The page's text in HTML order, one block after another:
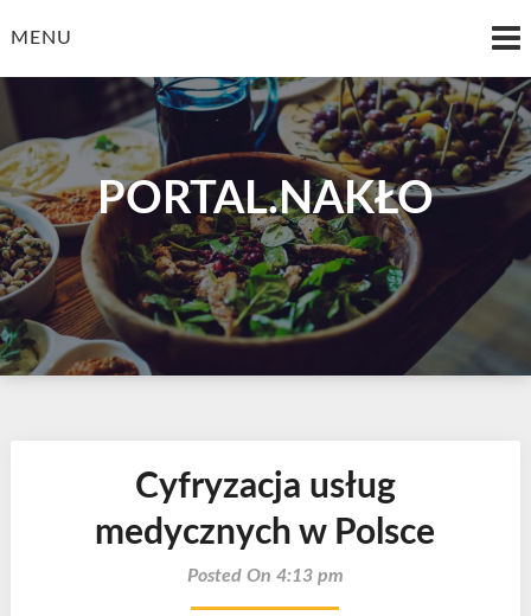
toMENU
PORTAL.NAKŁO
Cyfryzacja usług
medycznych w Polsce
Posted On 4:13 pm